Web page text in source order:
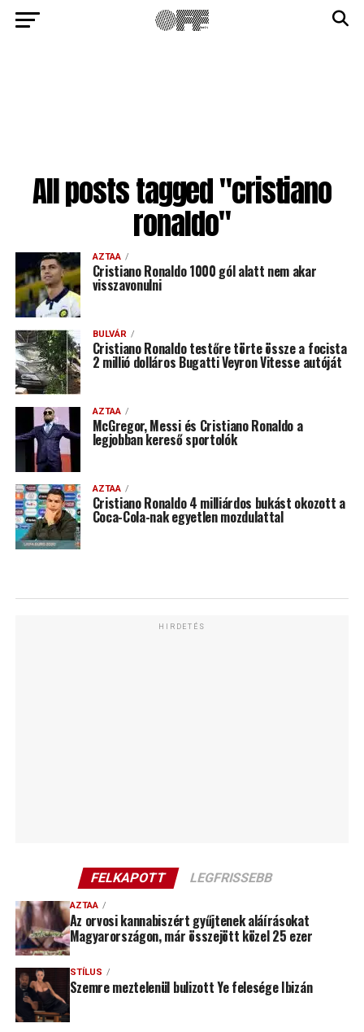
All posts tagged "cristiano
ronaldo"
AZTAA
Cristiano Ronaldo 1000 gól alatt nem akar
visszavonulni
BULVÁR
Cristiano Ronaldo testőre törte össze a focista
2 millió dolláros Bugatti Veyron Vitesse autóját
AZTAA
McGregor, Messi és Cristiano Ronaldo a
legjobban kereső sportolók
AZTAA
Cristiano Ronaldo 4 milliárdos bukást okozott a
Coca-Cola-nak egyetlen mozdulattal
HIRDETÉS
FELKAPOTT LEGFRISSEBB
AZTAA
Az orvosi kannabiszért gyűjtenek aláírásokat
Magyarországon, már összejött közel 25 ezer
STÍLUS
Szemre meztelenül bulizott Ye felesége Ibizán